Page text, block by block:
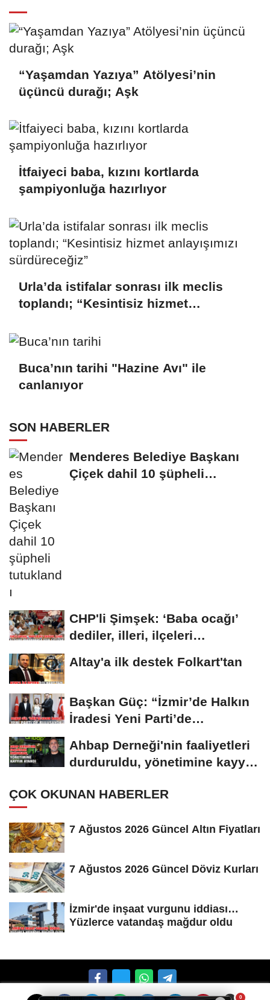
“Yaşamdan Yazıya” Atölyesi’nin
üçüncü durağı; Aşk
İtfaiyeci baba, kızını kortlarda
şampiyonluğa hazırlıyor
Urla’da istifalar sonrası ilk meclis
toplandı; “Kesintisiz hizmet
Buca’nın tarihi "Hazine Avı" ile
canlanıyor
SON HABERLER
Menderes Belediye Başkanı
Çiçek dahil 10 şüpheli
CHP'li Şimşek: ‘Baba ocağı’
dediler, illeri, ilçeleri
Altay'a ilk destek Folkart'tan
Başkan Güç: “İzmir’de Halkın
İradesi Yeni Parti’de
Ahbap Derneği'nin faaliyetleri
durduruldu, yönetimine kayyım
ÇOK OKUNAN HABERLER
7 Ağustos 2026 Güncel Altın Fiyatları
7 Ağustos 2026 Güncel Döviz Kurları
İzmir'de inşaat vurgunu iddiası…
Yüzlerce vatandaş mağdur oldu